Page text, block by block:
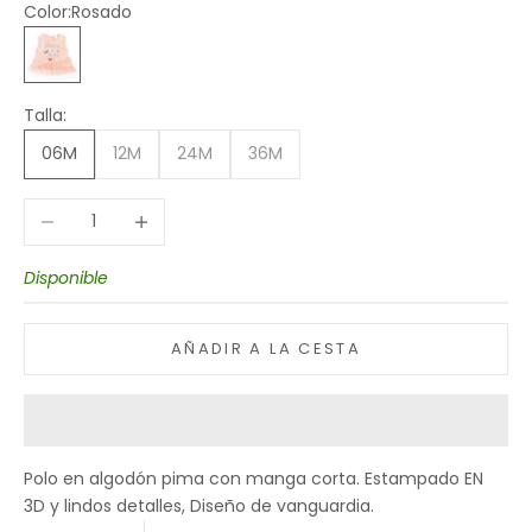
Color:Rosado
Rosado
Talla:
06M
12M 24M 36M
Reducir cantidadAumentar cantidad
Disponible
AÑADIR A LA CESTA
Polo en algodón pima con manga corta. Estampado EN
3D y lindos detalles, Diseño de vanguardia.